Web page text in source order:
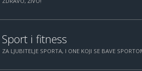
Sport i fitness
ZA LJUBITELJE SPORTA, I ONE KOJI SE BAVE